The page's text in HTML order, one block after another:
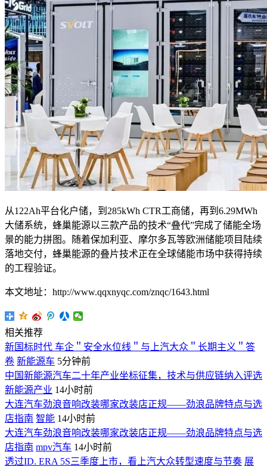
从122Ah平台化户储，到285kWh CTR工商储，再到6.29MWh
大储系统，蜂巢能源以三款产品的技术“叠代”完成了储能全场
景的能力拼图。随着保加利亚、摩尔多瓦等欧洲储能项目陆续
落地交付，蜂巢能源的叠片技术正在全球储能市场中获得持续
的工程验证。
本文地址：http://www.qqxnyqc.com/znqc/1643.html
相关推荐
新国标时代 车企＂安全水位线＂与上汽大众＂长期主义＂答
卷 新能源车 5分钟前
中国新能源汽车二十年产业坐标征集，技术与供应链纳入评选
新能源产业 14小时前
大连汽车劲浪音响改装哪家改装店正规——劲浪品牌特点与选
店指南 智能 14小时前
大连汽车劲浪音响改装哪家改装店正规——劲浪品牌特点与选
店指南 mpv汽车 14小时前
透过ID. ERA 5S三季度上市，看上汽大众转型速度与节奏 展